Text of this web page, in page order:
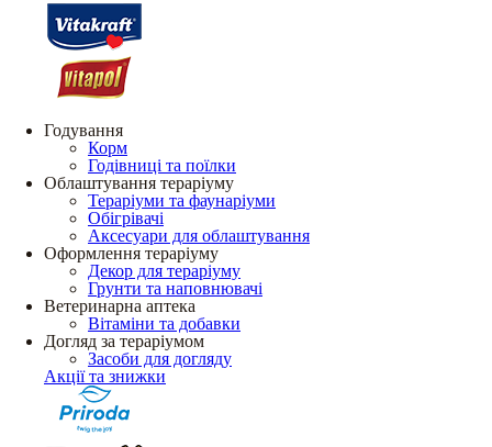
Годування
Корм
Годівниці та поїлки
Облаштування тераріуму
Тераріуми та фаунаріуми
Обігрівачі
Аксесуари для облаштування
Оформлення тераріуму
Декор для тераріуму
Грунти та наповнювачі
Ветеринарна аптека
Вітаміни та добавки
Догляд за тераріумом
Засоби для догляду
Акції та знижки